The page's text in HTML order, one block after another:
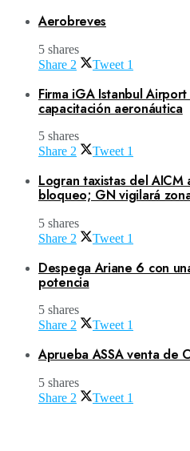
Aerobreves
5 shares
Share 2 Tweet 1
Firma iGA Istanbul
capacitación aeronáutica
5 shares
Share 2 Tweet 1
Logran taxistas del
bloqueo; GN vigilará
5 shares
Share 2 Tweet 1
Despega Ariane 6 con
potencia
5 shares
Share 2 Tweet 1
Aprueba ASSA venta de
5 shares
Share 2 Tweet 1